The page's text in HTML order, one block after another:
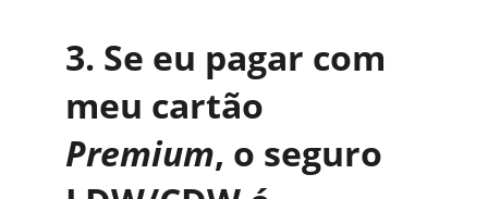
3. Se eu pagar com
meu cartão
Premium, o seguro